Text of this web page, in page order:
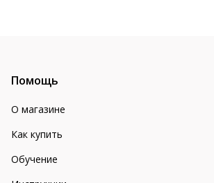
Помощь
О магазине
Как купить
Обучение